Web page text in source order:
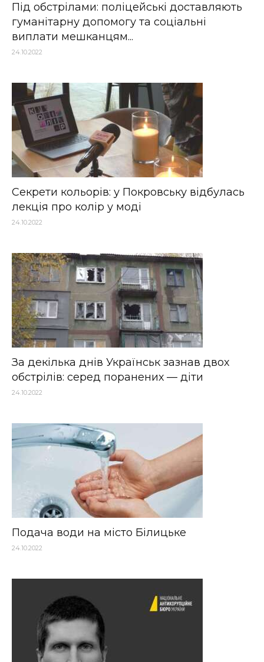
Під обстрілами: поліцейські доставляють
гуманітарну допомогу та соціальні
виплати мешканцям...
24.10.2022
Секрети кольорів: у Покровську відбулась
лекція про колір у моді
24.10.2022
За декілька днів Українськ зазнав двох
обстрілів: серед поранених — діти
24.10.2022
Подача води на місто Білицьке
24.10.2022